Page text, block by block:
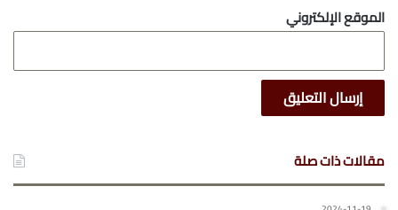
الموقع الإلكتروني
مقالات ذات صلة